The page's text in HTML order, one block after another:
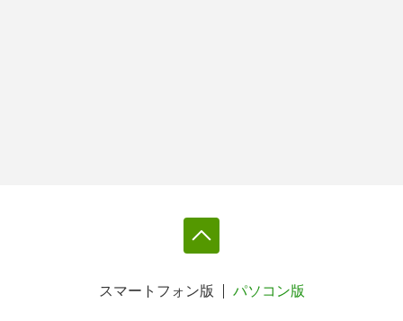
スマートフォン版 パソコン版